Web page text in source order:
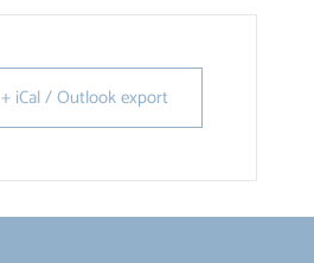
+ iCal / Outlook export